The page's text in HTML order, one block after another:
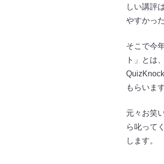
しい講評
やすかっ
そこで今
ト」とは
もらいます
元々お笑
ら叱って
します。